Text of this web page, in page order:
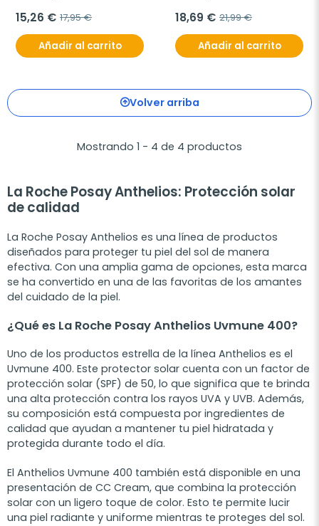
15,26 € 17,95 €
Añadir al carrito
18,69 € 21,99 €
Añadir al carrito
Volver arriba
Mostrando 1 - 4 de 4 productos
La Roche Posay Anthelios: Protección solar
de calidad
La Roche Posay Anthelios es una línea de productos
diseñados para proteger tu piel del sol de manera
efectiva. Con una amplia gama de opciones, esta marca
se ha convertido en una de las favoritas de los amantes
del cuidado de la piel.
¿Qué es La Roche Posay Anthelios Uvmune 400?
Uno de los productos estrella de la línea Anthelios es el
Uvmune 400. Este protector solar cuenta con un factor de
protección solar (SPF) de 50, lo que significa que te brinda
una alta protección contra los rayos UVA y UVB. Además,
su composición está compuesta por ingredientes de
calidad que ayudan a mantener tu piel hidratada y
protegida durante todo el día.
El Anthelios Uvmune 400 también está disponible en una
presentación de CC Cream, que combina la protección
solar con un ligero toque de color. Esto te permite lucir
una piel radiante y uniforme mientras te proteges del sol.